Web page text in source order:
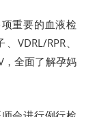
重要的血液检
VDRL/RPR、
，全面了解孕妈